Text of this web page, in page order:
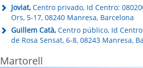
Joviat, Centro privado, Id Centro:
Ors, 5-17, 08240 Manresa, Barcelona
Guillem Catà, Centro público, Id
de Rosa Sensat, 6-8, 08243 Manresa,
Martorell